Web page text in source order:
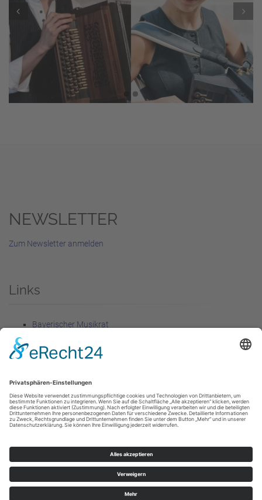
Prev Next
NEWSLETTER
Zum Newsletter anmelden
Links
Bayerischer Musikrat
Rechtliches
Impressum